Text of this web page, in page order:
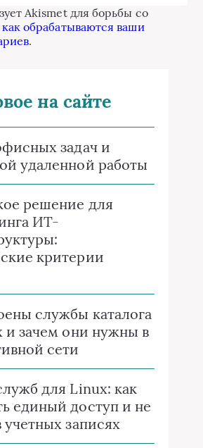
Akismet для борьбы со
как обрабатываются ваши
.
на сайте
задач и
удаленной работы
решение для
ИТ-
критерии
службы каталога
и зачем они нужны в
сети
для Linux: как
единый доступ и не
учетных записях